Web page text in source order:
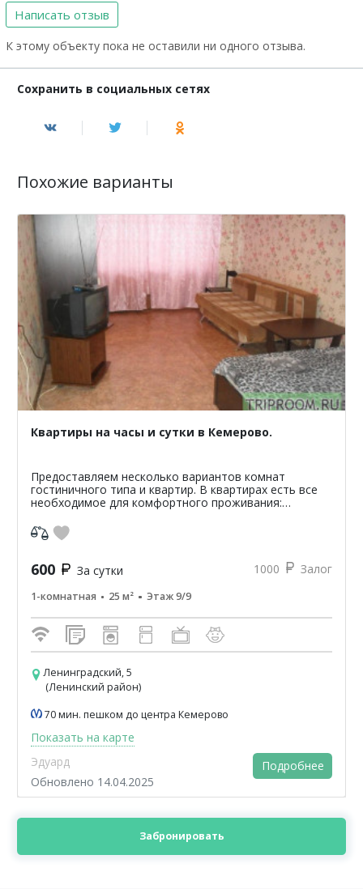
Написать отзыв
К этому объекту пока не оставили ни одного отзыва.
Сохранить в социальных сетях
Похожие варианты
Квартиры на часы и сутки в Кемерово.
Предоставляем несколько вариантов комнат
гостиничного типа и квартир. В квартирах есть все
необходимое для комфортного проживания:
машина, телевизор, дв...
600 За сутки 1000 Залог
1-комнатная 25 м² Этаж 9/9
Ленинградский, 5
(Ленинский район)
70 мин. пешком до центра Кемерово
Показать на карте
Эдуард
Обновлено 14.04.2025
Подробнее
Забронировать